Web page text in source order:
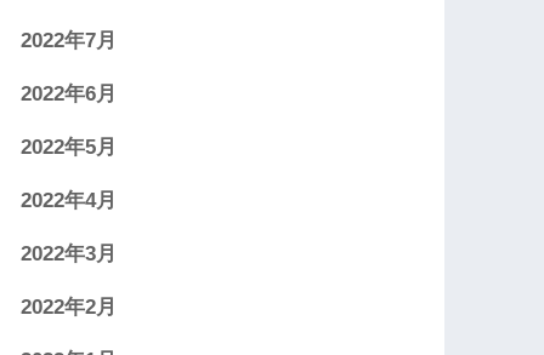
2022年7月
2022年6月
2022年5月
2022年4月
2022年3月
2022年2月